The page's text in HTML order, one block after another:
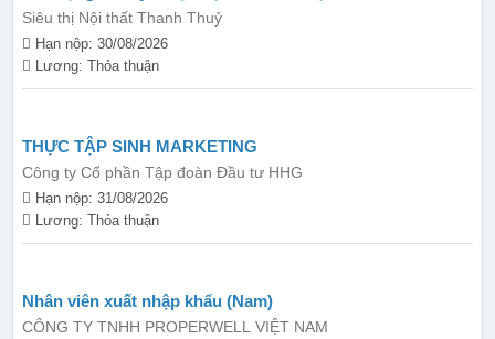
hàng...
Siêu thị Nội thất Thanh Thuỷ
Hạn nộp: 30/08/2026
Lương: Thỏa thuận
THỰC TẬP SINH MARKETING
Công ty Cổ phần Tập đoàn Đầu tư HHG
Hạn nộp: 31/08/2026
Lương: Thỏa thuận
Nhân viên xuất nhập khẩu (Nam)
CÔNG TY TNHH PROPERWELL VIỆT NAM